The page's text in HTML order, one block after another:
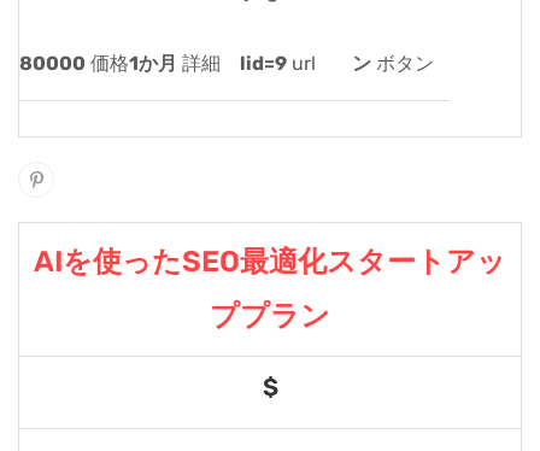
80000 価格1か月 詳細 lid=9 url ンボタン
AIを使ったSEO最適化スタートアッ
ププラン
$